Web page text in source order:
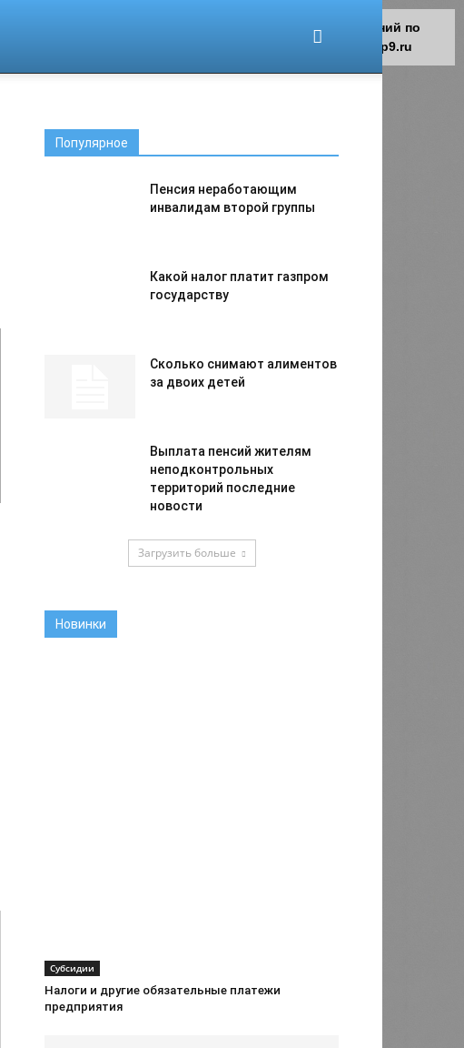
Популярное
Пенсия неработающим
инвалидам второй группы
Какой налог платит газпром
государству
Сколько снимают алиментов
за двоих детей
Выплата пенсий жителям
неподконтрольных
территорий последние
новости
Загрузить больше
Новинки
Субсидии
Налоги и другие обязательные платежи
предприятия
Для любых предложений по
сайту: migrant-plus@cp9.ru